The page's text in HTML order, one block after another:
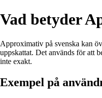
Vad betyder
Approximativ på svenska kan
uppskattat. Det används för att
inte exakt.
Exempel på